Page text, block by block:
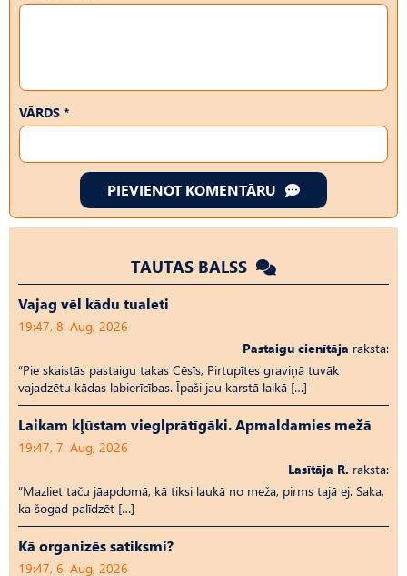
VĀRDS *
PIEVIENOT KOMENTĀRU
TAUTAS BALSS
Vajag vēl kādu tualeti
19:47, 8. Aug, 2026
Pastaigu cienītāja raksta:
“Pie skaistās pastaigu takas Cēsīs, Pirtupītes graviņā tuvāk
vajadzētu kādas labierīcības. Īpaši jau karstā laikā […]
Laikam kļūstam vieglprātīgāki. Apmaldamies mežā
19:47, 7. Aug, 2026
Lasītāja R. raksta:
“Mazliet taču jāapdomā, kā tiksi laukā no meža, pirms tajā ej. Saka,
ka šogad palīdzēt […]
Kā organizēs satiksmi?
19:47, 6. Aug, 2026